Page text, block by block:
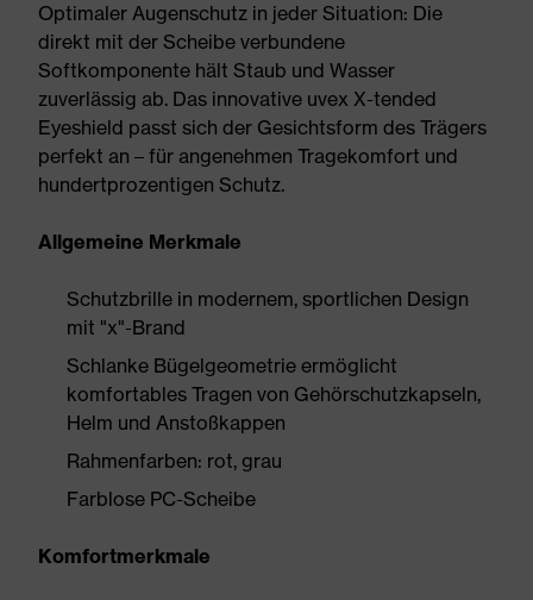
Optimaler Augenschutz in jeder Situation: Die
direkt mit der Scheibe verbundene
Softkomponente hält Staub und Wasser
zuverlässig ab. Das innovative uvex X-tended
Eyeshield passt sich der Gesichtsform des Trägers
perfekt an – für angenehmen Tragekomfort und
hundertprozentigen Schutz.
Allgemeine Merkmale
Schutzbrille in modernem, sportlichen Design
mit "x"-Brand
Schlanke Bügelgeometrie ermöglicht
komfortables Tragen von Gehörschutzkapseln,
Helm und Anstoßkappen
Rahmenfarben: rot, grau
Farblose PC-Scheibe
Komfortmerkmale